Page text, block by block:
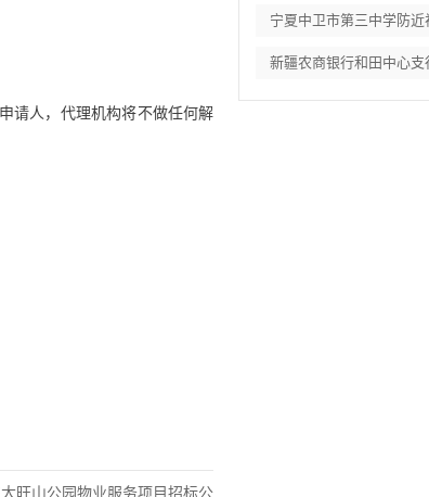
请人，代理机构将不做任何解
旺山公园物业服务项目招标公